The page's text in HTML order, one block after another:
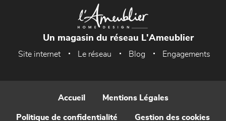
Un magasin du réseau L'Ameublier
Site internet Le réseau Blog Engagements
Accueil Mentions Légales
Politique de confidentialité Gestion des cookies